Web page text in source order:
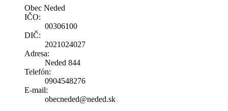
Obec Neded
IČO:
00306100
DIČ:
2021024027
Adresa:
Neded 844
Telefón:
0904548276
E-mail:
obecneded@neded.sk